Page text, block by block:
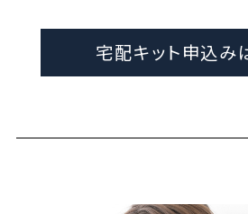
宅配キット申込み